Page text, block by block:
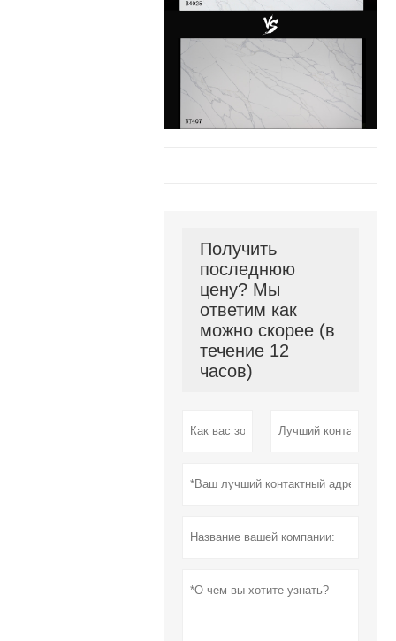
Получить
последнюю
цену? Мы
ответим как
можно скорее (в
течение 12
часов)